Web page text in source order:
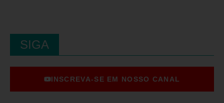
SIGA
INSCREVA-SE EM NOSSO CANAL